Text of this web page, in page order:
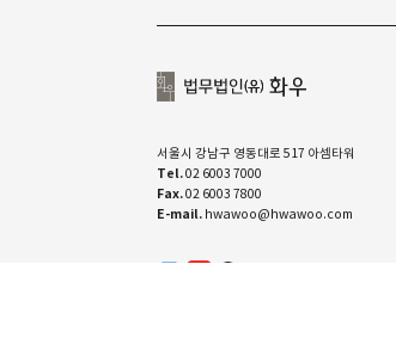
서울시 강남구 영동대로 517 아셈타워
Tel.02 6003 7000
Fax.02 6003 7800
E-mail. hwawoo@hwawoo.com